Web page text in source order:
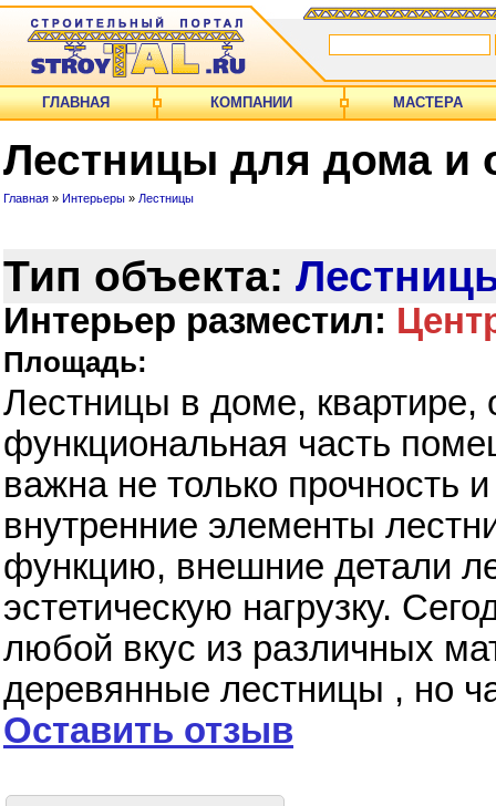
ГЛАВНАЯ КОМПАНИИ МАСТЕРА
Лестницы для дома и
Главная » Интерьеры » Лестницы
Тип объекта:
Интерьер разместил:
Площадь:
Лестницы в доме, квартире,
функциональная часть
важна не только прочность
внутренние элементы
функцию, внешние детали
эстетическую нагрузку.
любой вкус из различных
деревянные лестницы , но
Оставить отзыв